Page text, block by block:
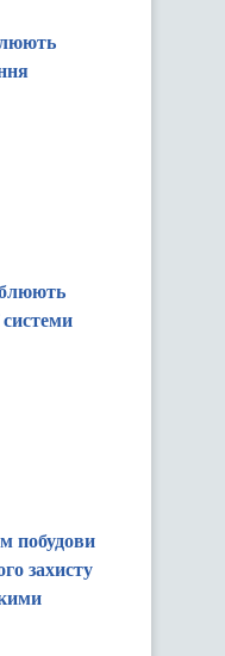
системи
побудови
захисту